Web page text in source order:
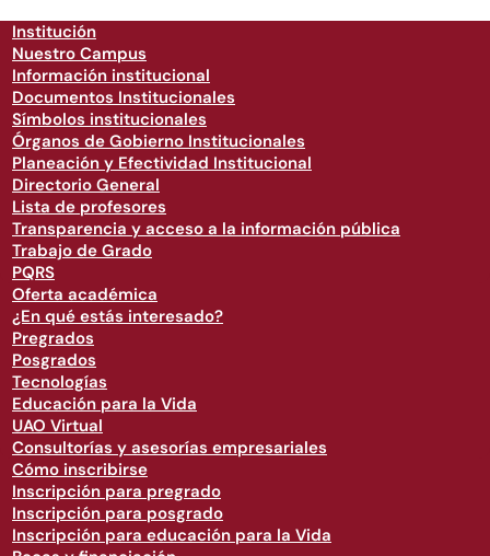
Institución
Nuestro Campus
Información institucional
Documentos Institucionales
Símbolos institucionales
Órganos de Gobierno Institucionales
Planeación y Efectividad Institucional
Directorio General
Lista de profesores
Transparencia y acceso a la información pública
Trabajo de Grado
PQRS
Oferta académica
¿En qué estás interesado?
Pregrados
Posgrados
Tecnologías
Educación para la Vida
UAO Virtual
Consultorías y asesorías empresariales
Cómo inscribirse
Inscripción para pregrado
Inscripción para posgrado
Inscripción para educación para la Vida